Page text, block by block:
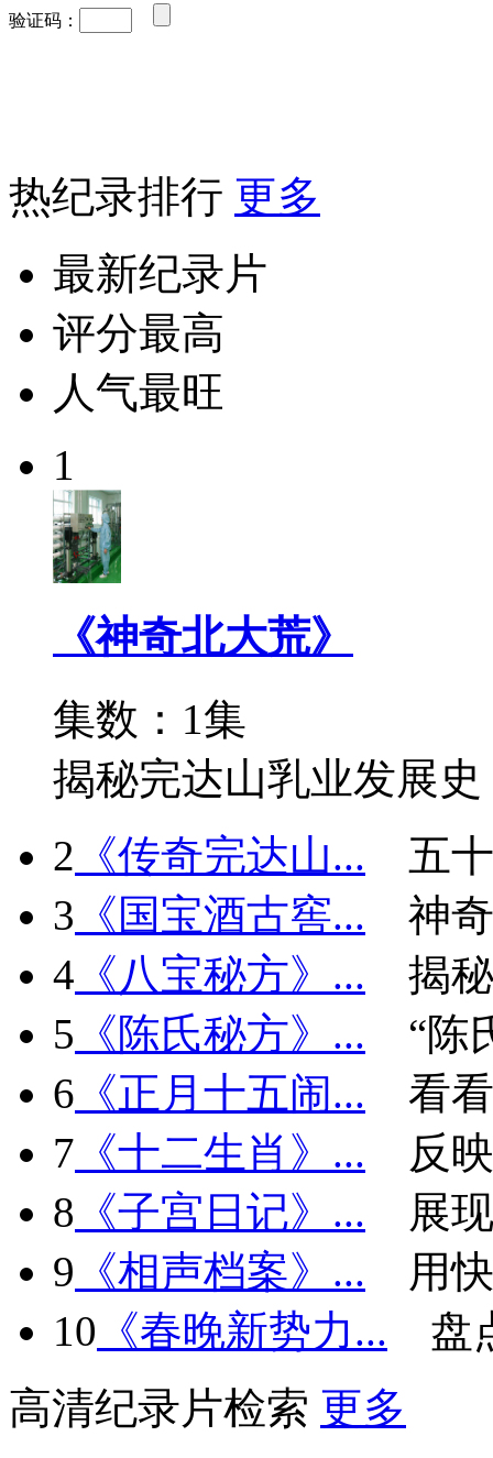
验证码：
热纪录排行 更多
最新纪录片
评分最高
人气最旺
1
《神奇北大荒》
集数：1集
揭秘完达山乳业发展史
2 《传奇完达山...
五
3 《国宝酒古窖...
神
4 《八宝秘方》...
揭
5 《陈氏秘方》...
“陈
6 《正月十五闹...
看
7 《十二生肖》...
反
8 《子宫日记》...
展
9 《相声档案》...
用
10 《春晚新势力...
盘
高清纪录片检索 更多